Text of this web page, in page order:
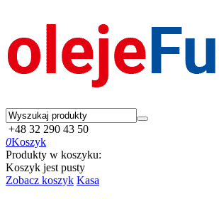
+48 32 290 43 50
0Koszyk
Produkty w koszyku:
Koszyk jest pusty
Zobacz koszyk Kasa